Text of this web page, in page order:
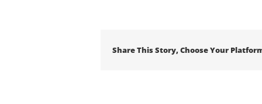
Share This Story, Choose Your